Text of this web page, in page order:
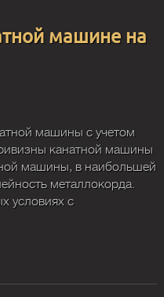
машине на
машины с учетом
канатной машины
машины, в наибольшей
металлокорда.
условиях с